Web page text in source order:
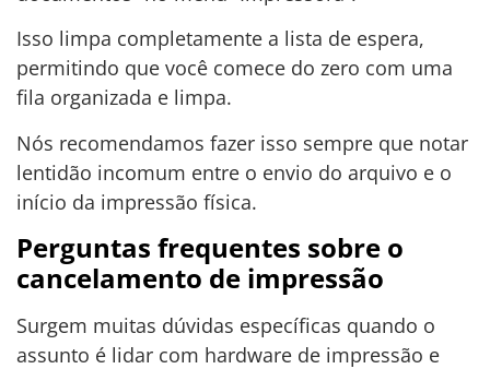
Isso limpa completamente a lista de espera,
permitindo que você comece do zero com uma
fila organizada e limpa.
Nós recomendamos fazer isso sempre que notar
lentidão incomum entre o envio do arquivo e o
início da impressão física.
Perguntas frequentes sobre o
cancelamento de impressão
Surgem muitas dúvidas específicas quando o
assunto é lidar com hardware de impressão e